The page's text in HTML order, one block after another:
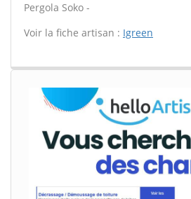
Pergola Soko -
Voir la fiche artisan : Igreen